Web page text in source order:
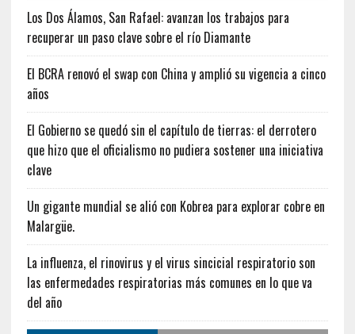
Los Dos Álamos, San Rafael: avanzan los trabajos para
recuperar un paso clave sobre el río Diamante
El BCRA renovó el swap con China y amplió su vigencia a cinco
años
El Gobierno se quedó sin el capítulo de tierras: el derrotero
que hizo que el oficialismo no pudiera sostener una iniciativa
clave
Un gigante mundial se alió con Kobrea para explorar cobre en
Malargüe.
La influenza, el rinovirus y el virus sincicial respiratorio son
las enfermedades respiratorias más comunes en lo que va
del año